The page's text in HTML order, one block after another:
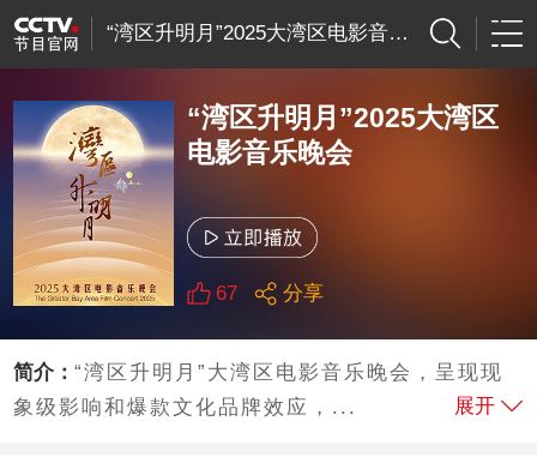
“湾区升明月”2025大湾区电影音乐晚会
“湾区升明月”2025大湾区
电影音乐晚会
67 分享
简介：“湾区升明月”大湾区电影音乐晚会，呈现现
象级影响和爆款文化品牌效应，...
展开